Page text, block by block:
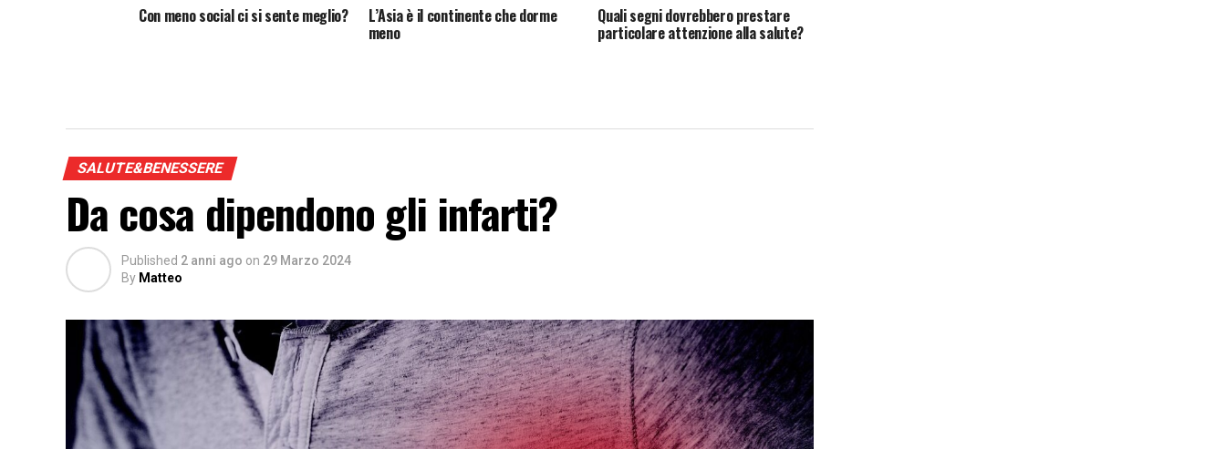
Con meno social ci si sente meglio? L’Asia è il continente che dorme
meno
Quali segni dovrebbero prestare
particolare attenzione alla salute?
SALUTE&BENESSERE
Da cosa dipendono gli infarti?
Published 2 anni ago on 29 Marzo 2024
By Matteo